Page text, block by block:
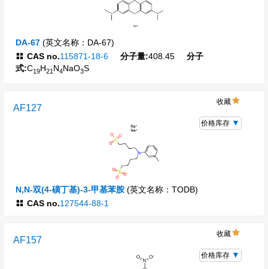
DA-67 (英文名称：DA-67)
CAS no.115871-18-6 分子量:408.45
分子
式:C19H21 N4NaO3S
AF127
N,N-双(4-磺丁基)-3-甲基苯胺 (英文名称：TODB)
CAS no.127544-88-1
收藏
价格库存
AF157
收藏
价格库存